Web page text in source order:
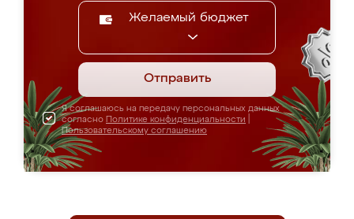
Желаемый бюджет
Отправить
Я соглашаюсь на передачу персональных данных
согласно Политике конфиденциальности
Пользовательскому соглашению